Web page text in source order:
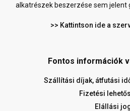
alkatrészek beszerzése sem jelent
>> Kattintson ide a
Fontos információk
Szállítási díjak, átfutási
Fizetési
Elállási